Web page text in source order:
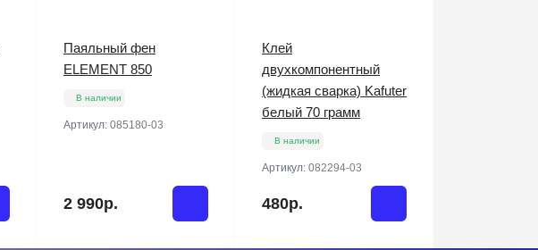
Паяльный фен
ELEMENT 850
В наличии
Артикул: 085180-03
2 990р.
Клей
двухкомпонентный
(жидкая сварка) Kafuter
белый 70 грамм
В наличии
Артикул: 082294-03
480р.